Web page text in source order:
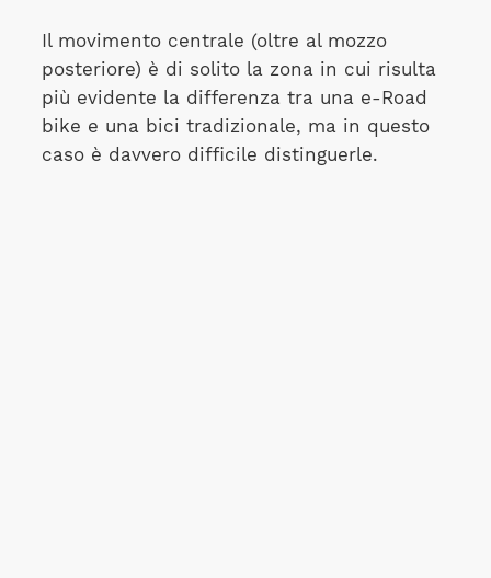
Il movimento centrale (oltre al mozzo
posteriore) è di solito la zona in cui risulta
più evidente la differenza tra una e-Road
bike e una bici tradizionale, ma in questo
caso è davvero difficile distinguerle.